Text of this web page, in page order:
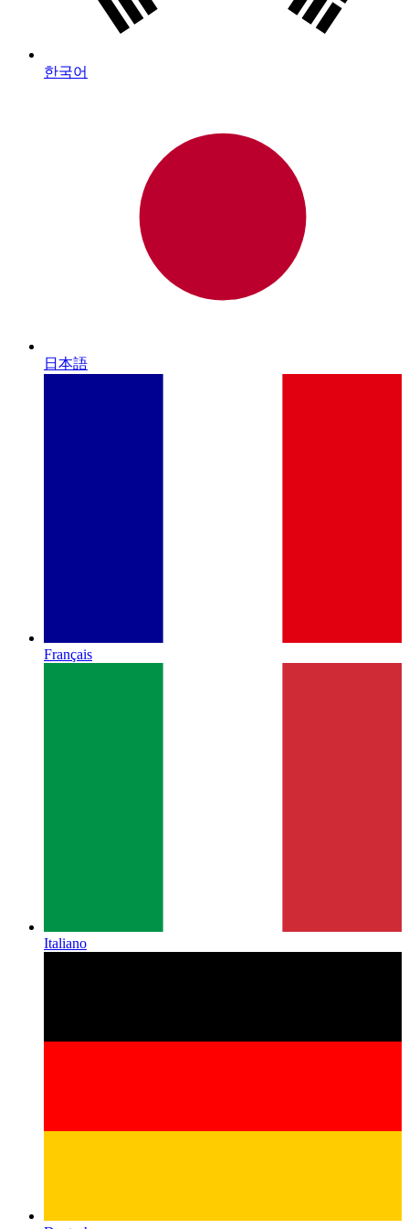
한국어
日本語
Français
Italiano